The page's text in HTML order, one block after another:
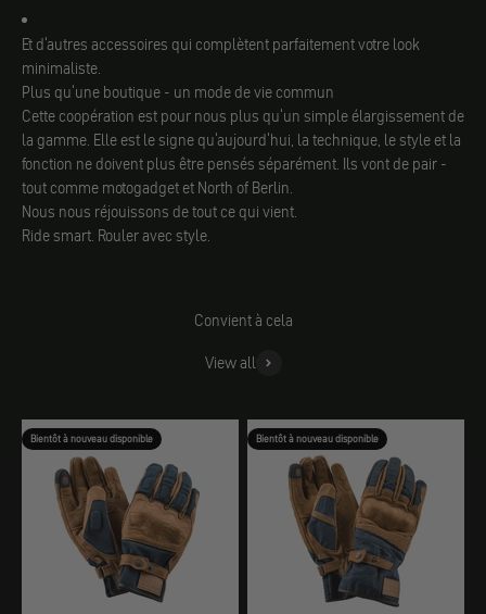
Et d'autres accessoires qui complètent parfaitement votre look
minimaliste.
Plus qu'une boutique - un mode de vie commun
Cette coopération est pour nous plus qu'un simple élargissement de
la gamme. Elle est le signe qu'aujourd'hui, la technique, le style et la
fonction ne doivent plus être pensés séparément. Ils vont de pair -
tout comme motogadget et North of Berlin.
Nous nous réjouissons de tout ce qui vient.
Ride smart. Rouler avec style.
Convient à cela
View all
Bientôt à nouveau disponible Bientôt à nouveau disponible